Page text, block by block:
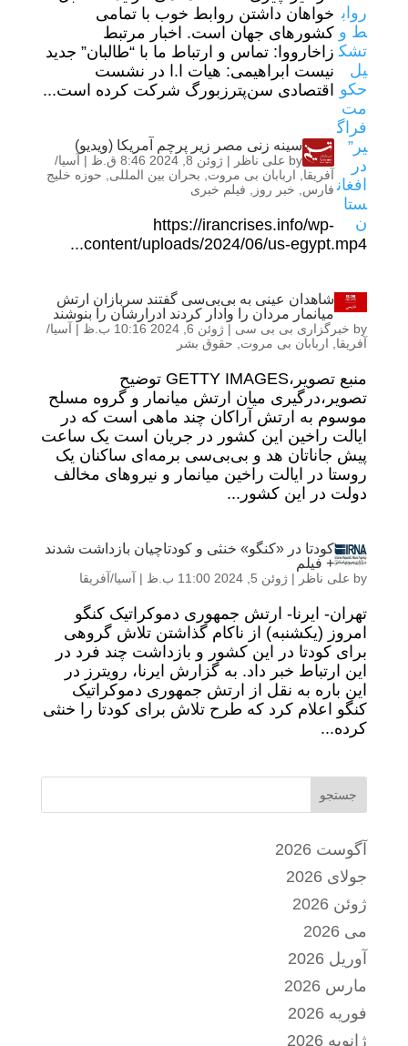
خواهان داشتن روابط خوب با تمامی
کشورهای جهان است. اخبار مرتبط
زاخارووا: تماس‌ و ارتباط ما با “طالبان” جدید
نیست ابراهیمی: هیات ا.ا در نشست
اقتصادی سن‌پترزبورگ شرکت کرده است...
سینه زنی مصر زیر پرچم آمریکا (ویدیو)
by علی ناظر |ژوئن 8, 2024 8:46 ق.ظ | آسیا/
آفریقا
اربابان بی مروت بحران بین المللی
حوزه خلیج
فارس
خبر روز فیلم خبری
https://irancrises.info/wp-
content/uploads/2024/06/us-egypt.mp4...
شاهدان عینی به بی‌بی‌سی گفتند سربازان ارتش
میانمار مردان را وادار کردند ادرارشان را بنوشند
by خبرگزاری بی بی سی | ژوئن 6, 2024 10:16 ب.ظ | آسیا/
آفریقا
اربابان بی مروت حقوق بشر
منبع تصویر،GETTY IMAGES توضیح
تصویر،درگیری میان ارتش میانمار و گروه مسلح
موسوم به ارتش آراکان چند ماهی است که در
ایالت راخین این کشور در جریان است یک ساعت
پیش جاناتان هد و بی‌بی‌سی برمه‌ای ساکنان یک
روستا در ایالت راخین میانمار و نیروهای مخالف
دولت در این کشور...
کودتا در «کنگو» خنثی و کودتاچیان بازداشت شدند
+ فیلم
by علی ناظر | ژوئن 5, 2024 11:00 ب.ظ | آسیا/آفریقا
تهران- ایرنا- ارتش جمهوری دموکراتیک کنگو
امروز (یکشنبه) از ناکام گذاشتن تلاش گروهی
برای کودتا در این کشور و بازداشت چند فرد در
این ارتباط خبر داد. به گزارش ایرنا، رویترز در
این باره به نقل از ارتش جمهوری دموکراتیک
کنگو اعلام کرد که طرح تلاش برای کودتا را خنثی
کرده...
جستجو
آگوست 2026
جولای 2026
ژوئن 2026
می 2026
آوریل 2026
مارس 2026
فوریه 2026
ژانویه 2026